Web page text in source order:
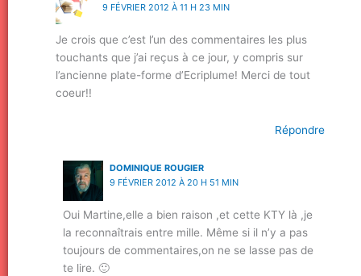
9 FÉVRIER 2012 À 11 H 23 MIN
Je crois que c’est l’un des commentaires les plus
touchants que j’ai reçus à ce jour, y compris sur
l’ancienne plate-forme d’Ecriplume! Merci de tout
coeur!!
Répondre
DOMINIQUE ROUGIER
9 FÉVRIER 2012 À 20 H 51 MIN
Oui Martine,elle a bien raison ,et cette KTY là ,je
la reconnaîtrais entre mille. Même si il n’y a pas
toujours de commentaires,on ne se lasse pas de
te lire. 🙂